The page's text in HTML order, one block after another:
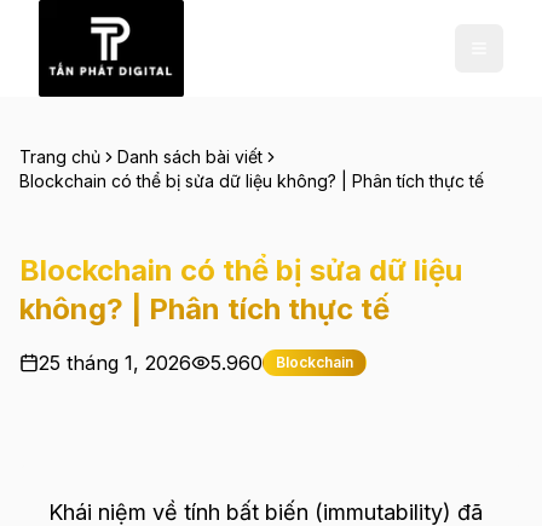
Trang chủ
Danh sách bài viết
Blockchain có thể bị sửa dữ liệu không? | Phân tích thực tế
Blockchain có thể bị sửa dữ liệu
không? | Phân tích thực tế
25 tháng 1, 2026 5.960 Blockchain
Khái niệm về tính bất biến (immutability) đã